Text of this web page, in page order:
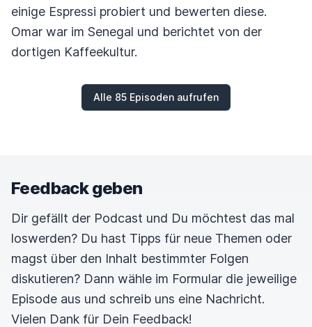
einige Espressi probiert und bewerten diese.
Omar war im Senegal und berichtet von der
dortigen Kaffeekultur.
Alle 85 Episoden aufrufen
Feedback geben
Dir gefällt der Podcast und Du möchtest das mal
loswerden? Du hast Tipps für neue Themen oder
magst über den Inhalt bestimmter Folgen
diskutieren? Dann wähle im Formular die jeweilige
Episode aus und schreib uns eine Nachricht.
Vielen Dank für Dein Feedback!